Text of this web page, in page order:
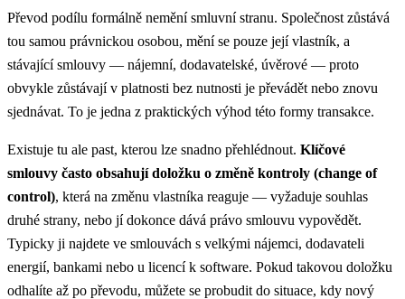
Převod podílu formálně nemění smluvní stranu. Společnost zůstává
tou samou právnickou osobou, mění se pouze její vlastník, a
stávající smlouvy — nájemní, dodavatelské, úvěrové — proto
obvykle zůstávají v platnosti bez nutnosti je převádět nebo znovu
sjednávat. To je jedna z praktických výhod této formy transakce.
Existuje tu ale past, kterou lze snadno přehlédnout. Klíčové
smlouvy často obsahují doložku o změně kontroly (change of
control), která na změnu vlastníka reaguje — vyžaduje souhlas
druhé strany, nebo jí dokonce dává právo smlouvu vypovědět.
Typicky ji najdete ve smlouvách s velkými nájemci, dodavateli
energií, bankami nebo u licencí k software. Pokud takovou doložku
odhalíte až po převodu, můžete se probudit do situace, kdy nový